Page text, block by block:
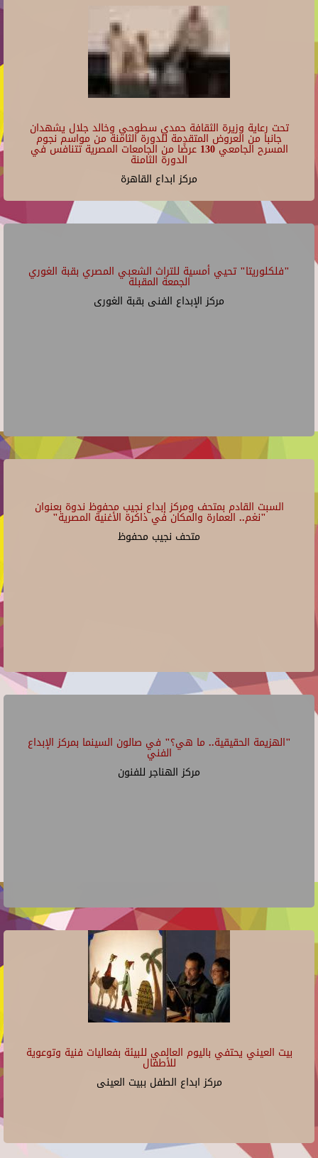
تحت رعاية وزيرة الثقافة حمدي سطوحي وخالد جلال يشهدان
جانبا من العروض المتقدمة للدورة الثامنة من مواسم نجوم
المسرح الجامعي 130 عرضًا من الجامعات المصرية تتنافس في
الدورة الثامنة
مركز ابداع القاهرة
"فلكلوريتا" تحيي أمسية للتراث الشعبي المصري بقبة الغوري
الجمعة المقبلة
مركز الإبداع الفنى بقبة الغورى
السبت القادم بمتحف ومركز إبداع نجيب محفوظ ندوة بعنوان
"نغم.. العمارة والمكان في ذاكرة الأغنية المصرية"
متحف نجيب محفوظ
"الهزيمة الحقيقية.. ما هي؟" في صالون السينما بمركز الإبداع
الفني
مركز الهناجر للفنون
بيت العيني يحتفي باليوم العالمي للبيئة بفعاليات فنية وتوعوية
للأطفال
مركز ابداع الطفل ببيت العينى